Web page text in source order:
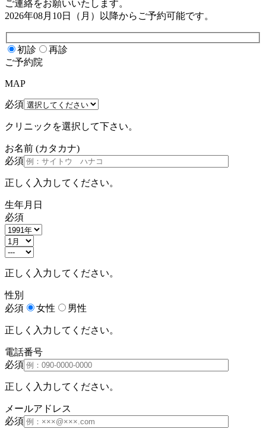
ご連絡をお願いいたします。
2026年08月10日（月）
以降からご予約可能です。
初診
再診
ご予約院
MAP
必須
クリニックを選択して下さい。
お名前 (カタカナ)
必須
正しく入力してください。
生年月日
必須
正しく入力してください。
性別
必須
女性 男性
正しく入力してください。
電話番号
必須
正しく入力してください。
メールアドレス
必須